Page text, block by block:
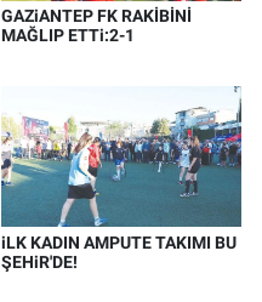
GAZiANTEP FK RAKİBİNİ
MAĞLIP ETTi:2-1
iLK KADIN AMPUTE TAKIMI BU
ŞEHiR'DE!